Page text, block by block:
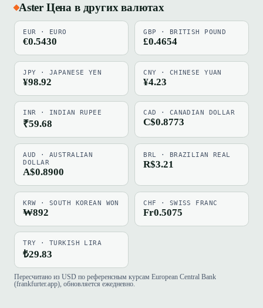
Aster Цена в других валютах
EUR · EURO
€0.5430
GBP · BRITISH POUND
£0.4654
JPY · JAPANESE YEN
¥98.92
CNY · CHINESE YUAN
¥4.23
INR · INDIAN RUPEE
₹59.68
CAD · CANADIAN DOLLAR
C$0.8773
AUD · AUSTRALIAN
DOLLAR
A$0.8900
BRL · BRAZILIAN REAL
R$3.21
KRW · SOUTH KOREAN WON
₩892
CHF · SWISS FRANC
Fr0.5075
TRY · TURKISH LIRA
₺29.83
Пересчитано из USD по референсным курсам European Central Bank
(frankfurter.app), обновляется ежедневно.